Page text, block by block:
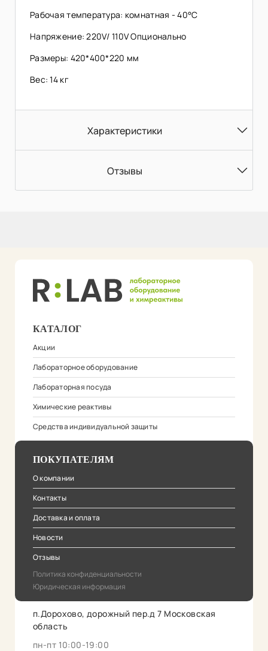
Рабочая температура: комнатная - 40°C
Напряжение: 220V/ 110V Опционально
Размеры: 420*400*220 мм
Вес: 14 кг
Характеристики
Отзывы
КАТАЛОГ
Акции
Лабораторное оборудование
Лабораторная посуда
Химические реактивы
Средства индивидуальной защиты
ПОКУПАТЕЛЯМ
О компании
Контакты
Доставка и оплата
Новости
Отзывы
Политика конфиденциальности
Юридическая информация
п.Дорохово, дорожный пер.д 7 Московская
область
пн-пт 10:00-19:00